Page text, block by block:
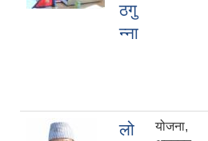
ठगु
न्ना
लो
योजना,